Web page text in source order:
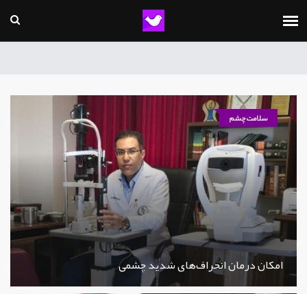
سلامت چشم
امکان درمان انحراف‌های شدید چشمی